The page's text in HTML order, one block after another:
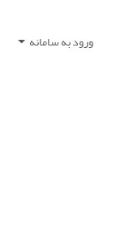
ورود به سامانه